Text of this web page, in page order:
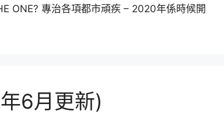
ONE? 專治各項都市頑疾 – 2020年係時候開
6月更新)